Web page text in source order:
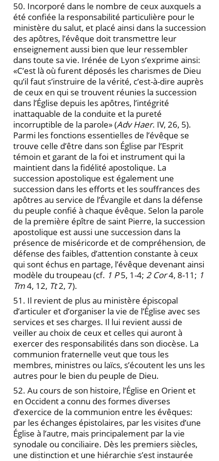
50. Incorporé dans le nombre de ceux auxquels a
été confiée la responsabilité particulière pour le
ministère du salut, et placé ainsi dans la succession
des apôtres, l’évêque doit transmettre leur
enseignement aussi bien que leur ressembler
dans toute sa vie. Irénée de Lyon s’exprime ainsi:
«C’est là où furent déposés les charismes de Dieu
qu’il faut s’instruire de la vérité, c’est-à-dire auprès
de ceux en qui se trouvent réunies la succession
dans l’Église depuis les apôtres, l’intégrité
inattaquable de la conduite et la pureté
incorruptible de la parole» (Adv Haer. IV, 26, 5).
Parmi les fonctions essentielles de l’évêque se
trouve celle d’être dans son Église par l’Esprit
témoin et garant de la foi et instrument qui la
maintient dans la fidélité apostolique. La
succession apostolique est également une
succession dans les efforts et les souffrances des
apôtres au service de l’Évangile et dans la défense
du peuple confié à chaque évêque. Selon la parole
de la première épître de saint Pierre, la succession
apostolique est aussi une succession dans la
présence de miséricorde et de compréhension, de
défense des faibles, d’attention constante à ceux
qui sont échus en partage, l’évêque devenant ainsi
modèle du troupeau (cf. 1 P5, 1-4; 2 Cor4, 8-11; 1
Tm4, 12, Tt2, 7).
51. Il revient de plus au ministère épiscopal
d’articuler et d’organiser la vie de l’Église avec ses
services et ses charges. Il lui revient aussi de
veiller au choix de ceux et celles qui auront à
exercer des responsabilités dans son diocèse. La
communion fraternelle veut que tous les
membres, ministres ou laïcs, s’écoutent les uns les
autres pour le bien du peuple de Dieu.
52. Au cours de son histoire, l’Église en Orient et
en Occident a connu des formes diverses
d’exercice de la communion entre les évêques:
par les échanges épistolaires, par les visites d’une
Église à l’autre, mais principalement par la vie
synodale ou conciliaire. Dès les premiers siècles,
une distinction et une hiérarchie s’est instaurée